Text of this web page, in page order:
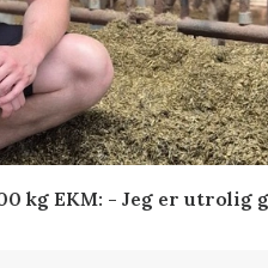
kg EKM: - Jeg er utrolig